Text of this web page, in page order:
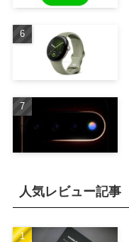
人気レビュー記事